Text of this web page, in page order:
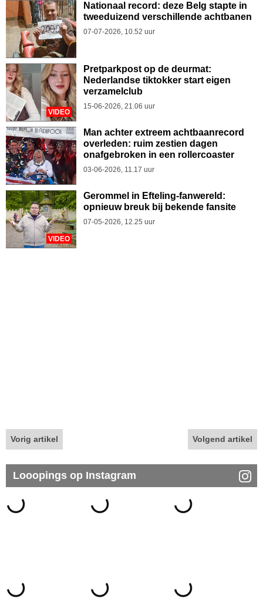
Nationaal record: deze Belg stapte in
tweeduizend verschillende achtbanen
07-07-2026, 10.52 uur
VIDEO
Pretparkpost op de deurmat:
Nederlandse tiktokker start eigen
verzamelclub
15-06-2026, 21.06 uur
Man achter extreem achtbaanrecord
overleden: ruim zestien dagen
onafgebroken in een rollercoaster
03-06-2026, 11.17 uur
VIDEO
Gerommel in Efteling-fanwereld:
opnieuw breuk bij bekende fansite
07-05-2026, 12.25 uur
Vorig artikel Volgend artikel
Looopings op Instagram